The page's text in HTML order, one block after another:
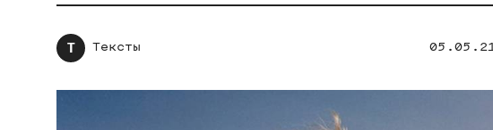
Т Тексты 05.05.21